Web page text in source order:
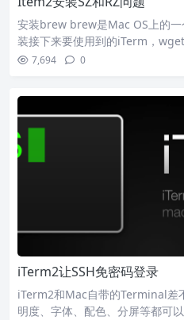
安装brew brew是Mac OS上的
装接下来要使用到的iTerm，
7,694 0
iTerm2让SSH免密码登录
iTerm2和Mac自带的Terminal差
明度、字体、配色、分屏等都可